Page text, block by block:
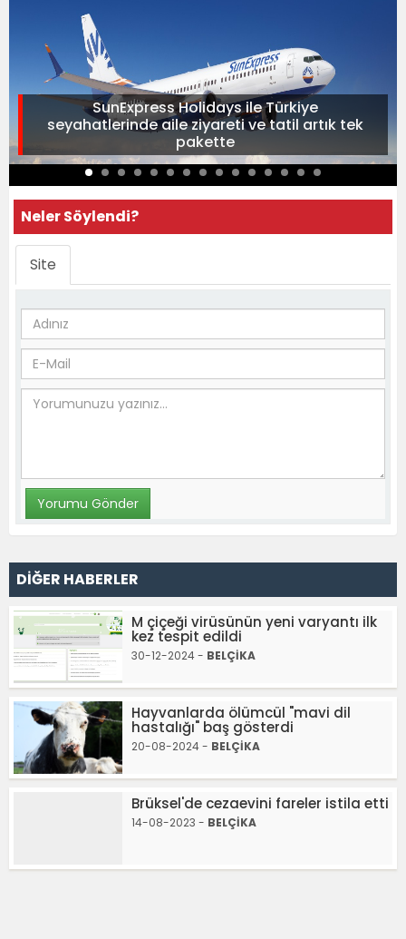
SunExpress Holidays ile Türkiye
seyahatlerinde aile ziyareti ve tatil artık tek
pakette
Neler Söylendi?
Site
DİĞER HABERLER
M çiçeği virüsünün yeni varyantı ilk
kez tespit edildi
30-12-2024 - BELÇİKA
Hayvanlarda ölümcül "mavi dil
hastalığı" baş gösterdi
20-08-2024 - BELÇİKA
Brüksel'de cezaevini fareler istila etti
14-08-2023 - BELÇİKA